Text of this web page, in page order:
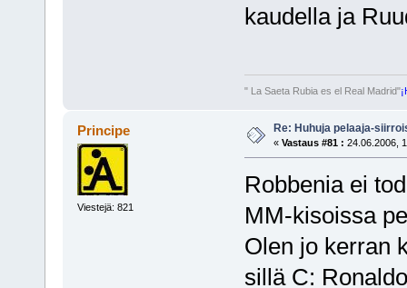
kaudella ja
" La Saeta Rubia es el Real Madrid"
Principe
Viestejä: 821
Re: Huhuja pelaaja-
« Vastaus #81 : 24.06.2006,
Robbenia ei
MM-kisoissa
Olen jo kerran
sillä C: